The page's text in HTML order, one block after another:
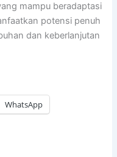
mampu beradaptasi
potensi penuh
dan keberlanjutan
WhatsApp